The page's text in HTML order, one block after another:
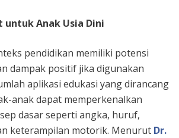
Anak Usia Dini
pendidikan memiliki potensi
dampak positif jika digunakan
aplikasi edukasi yang dirancang
anak dapat memperkenalkan
dasar seperti angka, huruf,
keterampilan motorik. Menurut Dr.